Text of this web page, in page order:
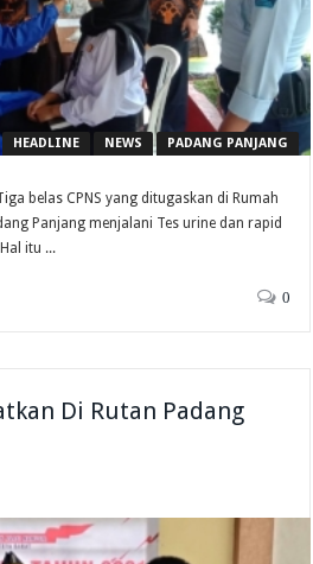
HEADLINE NEWS PADANG PANJANG
belas CPNS yang ditugaskan di Rumah
Panjang menjalani Tes urine dan rapid
itu ...
0
Di Rutan Padang